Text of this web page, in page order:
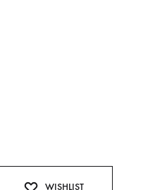
WISHLIST